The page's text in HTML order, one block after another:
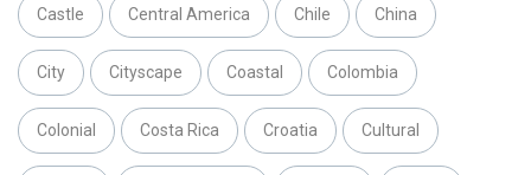
Castle Central America Chile China
City Cityscape Coastal Colombia
Colonial Costa Rica Croatia Cultural